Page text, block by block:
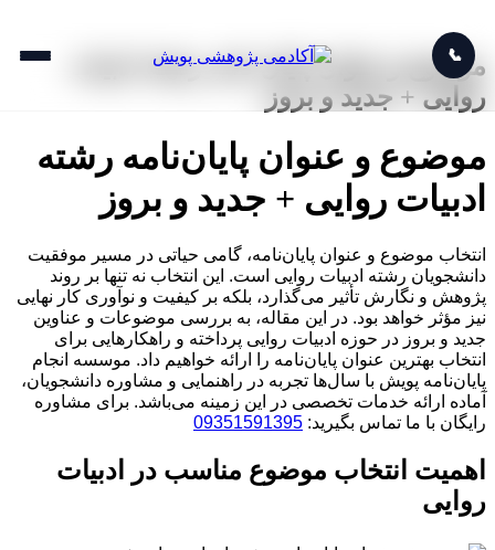
📞
موضوع و عنوان پایان نامه رشته ادبیات
روایی + جدید و بروز
موضوع و عنوان پایان‌نامه رشته
ادبیات روایی + جدید و بروز
انتخاب موضوع و عنوان پایان‌نامه، گامی حیاتی در مسیر موفقیت
دانشجویان رشته ادبیات روایی است. این انتخاب نه تنها بر روند
پژوهش و نگارش تأثیر می‌گذارد، بلکه بر کیفیت و نوآوری کار نهایی
نیز مؤثر خواهد بود. در این مقاله، به بررسی موضوعات و عناوین
جدید و بروز در حوزه ادبیات روایی پرداخته و راهکارهایی برای
انتخاب بهترین عنوان پایان‌نامه را ارائه خواهیم داد. موسسه انجام
پایان‌نامه پویش با سال‌ها تجربه در راهنمایی و مشاوره دانشجویان،
آماده ارائه خدمات تخصصی در این زمینه می‌باشد. برای مشاوره
رایگان با ما تماس بگیرید: 09351591395
اهمیت انتخاب موضوع مناسب در ادبیات
روایی